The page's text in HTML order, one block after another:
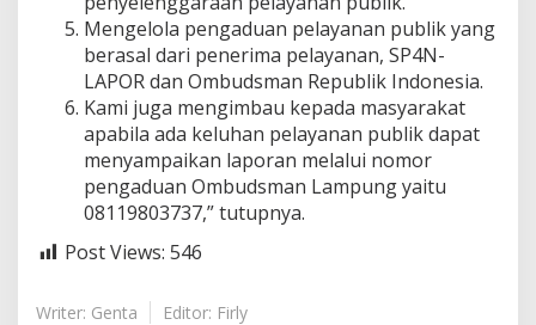
Mengelola pengaduan pelayanan publik yang
berasal dari penerima pelayanan, SP4N-
LAPOR dan Ombudsman Republik Indonesia.
Kami juga mengimbau kepada masyarakat
apabila ada keluhan pelayanan publik dapat
menyampaikan laporan melalui nomor
pengaduan Ombudsman Lampung yaitu
08119803737,” tutupnya.
Post Views: 546
Writer: Genta Editor: Firly